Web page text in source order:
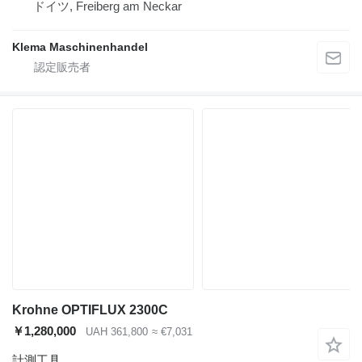
ドイツ, Freiberg am Neckar
Klema Maschinenhandel
Krohne OPTIFLUX 2300C
￥1,280,000
UAH 361,800 ≈ €7,031